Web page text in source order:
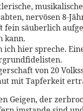
nervösen 8-
fein säuberlich
kann.
hier spreche.
von 20
mit Tapferkeit
Geigen, der